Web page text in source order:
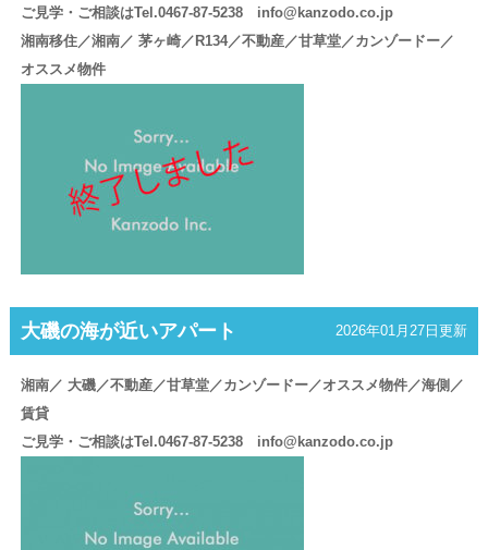
ご見学・ご相談はTel.0467-87-5238 info@kanzodo.co.jp
湘南移住／湘南／ 茅ヶ崎／R134／不動産／甘草堂／カンゾードー／
オススメ物件
大磯の海が近いアパート 2026年01月27日更新
湘南／ 大磯／不動産／甘草堂／カンゾードー／オススメ物件／海側／
賃貸
ご見学・ご相談はTel.0467-87-5238 info@kanzodo.co.jp